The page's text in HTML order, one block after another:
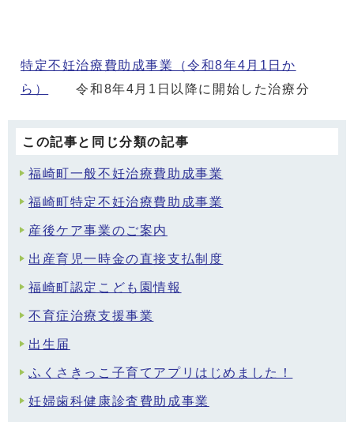
特定不妊治療費助成事業（令和8年4月1日か
ら）
令和8年4月1日以降に開始した治療分
この記事と同じ分類の記事
福崎町一般不妊治療費助成事業
福崎町特定不妊治療費助成事業
産後ケア事業のご案内
出産育児一時金の直接支払制度
福崎町認定こども園情報
不育症治療支援事業
出生届
ふくさきっこ子育てアプリはじめました！
妊婦歯科健康診査費助成事業